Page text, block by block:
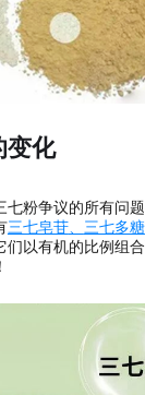
变化
七粉争议的所有问
三七皂苷、 三七多糖
们以有机的比例组